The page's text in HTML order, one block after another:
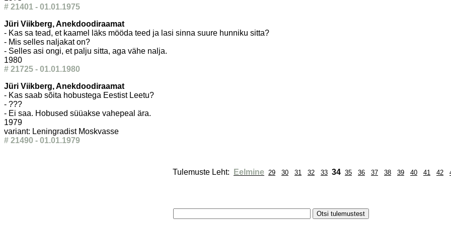
# 21401 - 01.01.1975
Jüri Viikberg, Anekdoodiraamat
- Kas sa tead, et kaamel läks mööda teed ja lasi sinna suure hunniku sitta?
- Mis selles naljakat on?
- Selles asi ongi, et palju sitta, aga vähe nalja.
1980
# 21725 - 01.01.1980
Jüri Viikberg, Anekdoodiraamat
- Kas saab sõita hobustega Eestist Leetu?
- ???
- Ei saa. Hobused süüakse vahepeal ära.
1979
variant: Leningradist Moskvasse
# 21490 - 01.01.1979
Tulemuste Leht: Eelmine 29 30 31 32 33 34 35 36 37 38 39 40 41 42